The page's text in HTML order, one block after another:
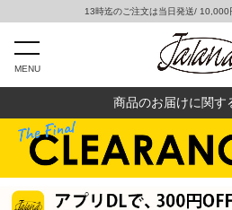
13時迄のご注文は当日発送/ 10,000
MENU
商品のお届けに関す